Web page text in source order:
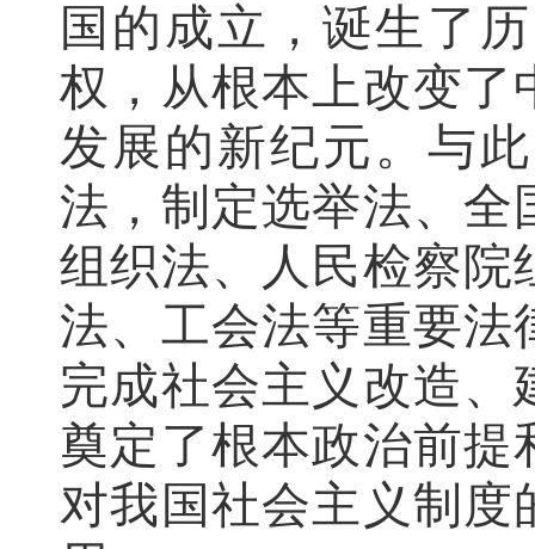
国的成立，诞生了
权，从根本上改变了
发展的新纪元。与
法，制定选举法、
组织法、人民检察院
法、工会法等重要
完成社会主义改造
奠定了根本政治前
对我国社会主义制